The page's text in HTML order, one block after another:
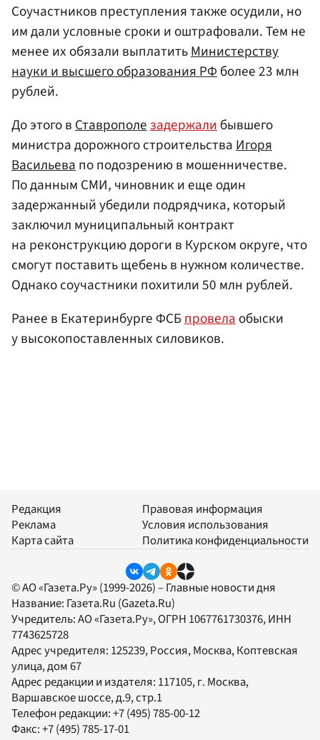
Соучастников преступления также осудили, но
им дали условные сроки и оштрафовали. Тем не
менее их обязали выплатитьМинистерству
науки и высшего образования РФболее 23 млн
рублей.
До этого вСтаврополезадержалибывшего
министра дорожного строительстваИгоря
Васильевапо подозрению в мошенничестве.
По данным СМИ, чиновник и еще один
задержанный убедили подрядчика, который
заключил муниципальный контракт
на реконструкцию дороги в Курском округе, что
смогут поставить щебень в нужном количестве.
Однако соучастники похитили 50 млн рублей.
Ранее в Екатеринбурге ФСБпровелаобыски
у высокопоставленных силовиков.
Редакция
Реклама
Карта сайта
Правовая информация
Условия использования
Политика конфиденциальности
© АО «Газета.Ру» (1999-2026) – Главные новости дня
Название: Газета.Ru (Gazeta.Ru)
Учредитель:АО «Газета.Ру», ОГРН 1067761730376, ИНН
7743625728
Адрес учредителя: 125239, Россия, Москва, Коптевская
улица, дом 67
Адрес редакции и издателя: 117105, г. Москва,
Варшавское шоссе, д.9, стр.1
Телефон редакции:+7 (495) 785-00-12
Факс:+7 (495) 785-17-01